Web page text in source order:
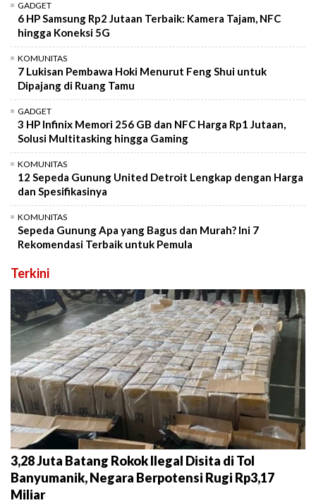
GADGET
6 HP Samsung Rp2 Jutaan Terbaik: Kamera Tajam, NFC
hingga Koneksi 5G
KOMUNITAS
7 Lukisan Pembawa Hoki Menurut Feng Shui untuk
Dipajang di Ruang Tamu
GADGET
3 HP Infinix Memori 256 GB dan NFC Harga Rp1 Jutaan,
Solusi Multitasking hingga Gaming
KOMUNITAS
12 Sepeda Gunung United Detroit Lengkap dengan Harga
dan Spesifikasinya
KOMUNITAS
Sepeda Gunung Apa yang Bagus dan Murah? Ini 7
Rekomendasi Terbaik untuk Pemula
Terkini
3,28 Juta Batang Rokok Ilegal Disita di Tol
Banyumanik, Negara Berpotensi Rugi Rp3,17
Miliar